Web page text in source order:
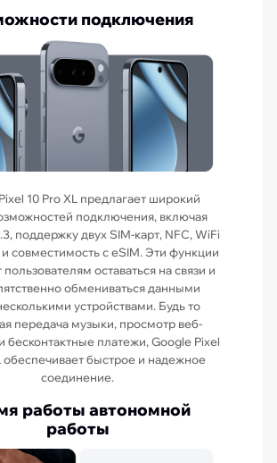
подключения
10 Pro XL предлагает широкий
подключения, включая
поддержку двух SIM-карт, NFC, WiFi
и совместимость с eSIM. Эти функции
оставаться на связи и
обмениваться данными
устройствами. Будь то
передача музыки, просмотр веб-
бесконтактные платежи, Google Pixel
обеспечивает быстрое и надежное
соединение.
работы автономной
работы